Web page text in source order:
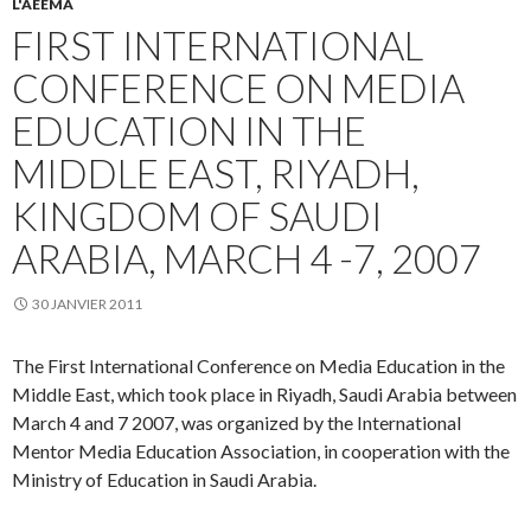
L'AEEMA
FIRST INTERNATIONAL
CONFERENCE ON MEDIA
EDUCATION IN THE
MIDDLE EAST, RIYADH,
KINGDOM OF SAUDI
ARABIA, MARCH 4 -7, 2007
30 JANVIER 2011
The First International Conference on Media Education in the
Middle East, which took place in Riyadh, Saudi Arabia between
March 4 and 7 2007, was organized by the International
Mentor Media Education Association, in cooperation with the
Ministry of Education in Saudi Arabia.